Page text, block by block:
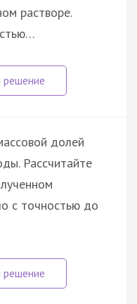
растворе.
долей
Рассчитайте
с точностью до